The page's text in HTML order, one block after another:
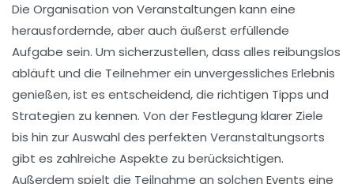
Die Organisation von Veranstaltungen kann eine
herausfordernde, aber auch äußerst erfüllende
Aufgabe sein. Um sicherzustellen, dass alles reibungslos
abläuft und die Teilnehmer ein unvergessliches Erlebnis
genießen, ist es entscheidend, die richtigen Tipps und
Strategien zu kennen. Von der Festlegung klarer Ziele
bis hin zur Auswahl des perfekten Veranstaltungsorts
gibt es zahlreiche Aspekte zu berücksichtigen.
Außerdem spielt die Teilnahme an solchen Events eine